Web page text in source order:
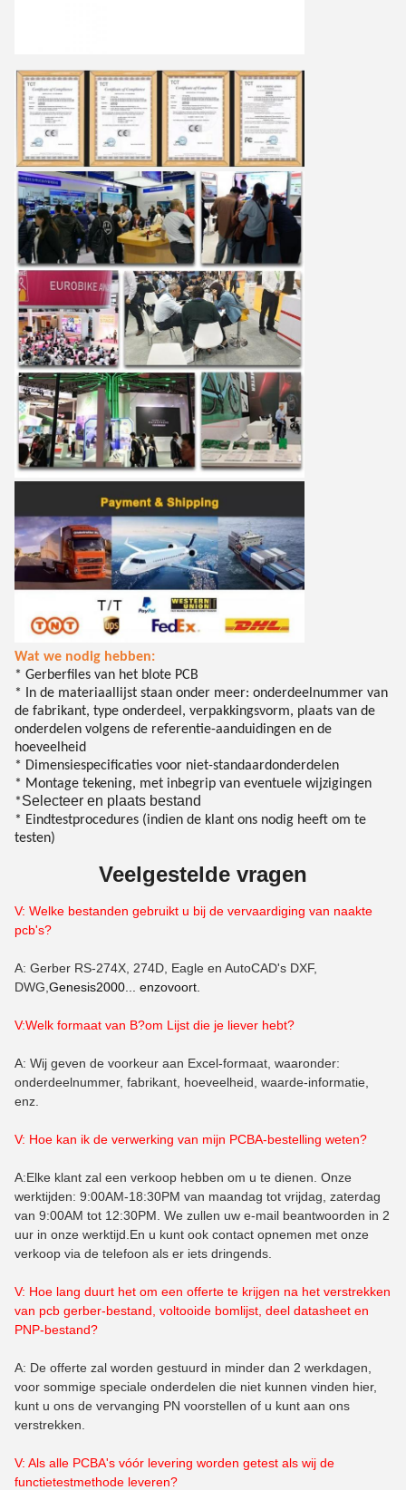
Wat we nodig hebben:
* Gerberfiles van het blote PCB
* In de materiaallijst staan onder meer: onderdeelnummer van
de fabrikant, type onderdeel, verpakkingsvorm, plaats van de
onderdelen volgens de referentie-aanduidingen en de
hoeveelheid
* Dimensiespecificaties voor niet-standaardonderdelen
* Montage tekening, met inbegrip van eventuele wijzigingen
*Selecteer en plaats bestand
* Eindtestprocedures (indien de klant ons nodig heeft om te
testen)
Veelgestelde vragen
V: Welke bestanden gebruikt u bij de vervaardiging van naakte
pcb's?
A: Gerber RS-274X, 274D, Eagle en AutoCAD's DXF,
DWG, Genesis2000... enzovoort.
V:Welk formaat van B?om Lijst die je liever hebt?
A: Wij geven de voorkeur aan Excel-formaat, waaronder:
onderdeelnummer, fabrikant, hoeveelheid, waarde-informatie,
enz.
V: Hoe kan ik de verwerking van mijn PCBA-bestelling weten?
A:Elke klant zal een verkoop hebben om u te dienen. Onze
werktijden: 9:00AM-18:30PM van maandag tot vrijdag, zaterdag
van 9:00AM tot 12:30PM. We zullen uw e-mail beantwoorden in 2
uur in onze werktijd.En u kunt ook contact opnemen met onze
verkoop via de telefoon als er iets dringends.
V: Hoe lang duurt het om een offerte te krijgen na het verstrekken
van pcb gerber-bestand, voltooide bomlijst, deel datasheet en
PNP-bestand?
A: De offerte zal worden gestuurd in minder dan 2 werkdagen,
voor sommige speciale onderdelen die niet kunnen vinden hier,
kunt u ons de vervanging PN voorstellen of u kunt aan ons
verstrekken.
V: Als alle PCBA's vóór levering worden getest als wij de
functietestmethode leveren?